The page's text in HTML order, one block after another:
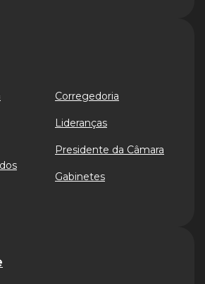
Corregedoria
Lideranças
Presidente da Câmara
Gabinetes